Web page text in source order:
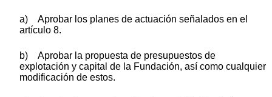
a) Aprobar los planes de actuación señalados en el
artículo 8.
b) Aprobar la propuesta de presupuestos de
explotación y capital de la Fundación, así como cualquier
modificación de estos.